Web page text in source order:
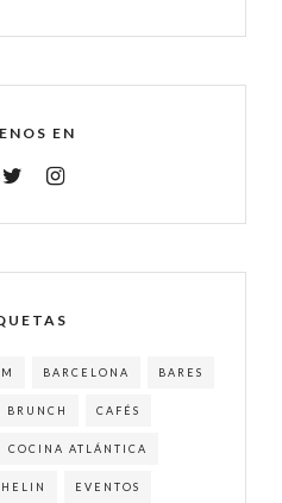
EN
BARCELONA BARES
BRUNCH CAFÉS
COCINA ATLÁNTICA
EVENTOS